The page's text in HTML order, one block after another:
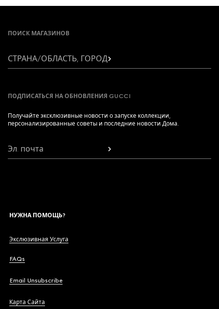
ПОИСК МАГАЗИНОВ
СТРАНА/ОБЛАСТЬ, ГОРОД
ПОДПИСАТЬСЯ НА ОБНОВЛЕНИЯ GUCCI
Получайте эксклюзивные новости о запуске коллекции,
персонализированные советы и последние новости Дома.
Эл. почта
НУЖНА ПОМОЩЬ?
Экслюзивная Услуга
FAQs
Email Unsubscribe
Карта Сайта